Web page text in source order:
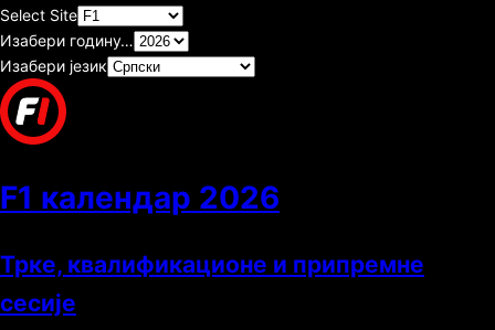
Select Site
Изабери годину…
Изабери језик
F1 календар 2026
Трке, квалификационе и припремне
сесије